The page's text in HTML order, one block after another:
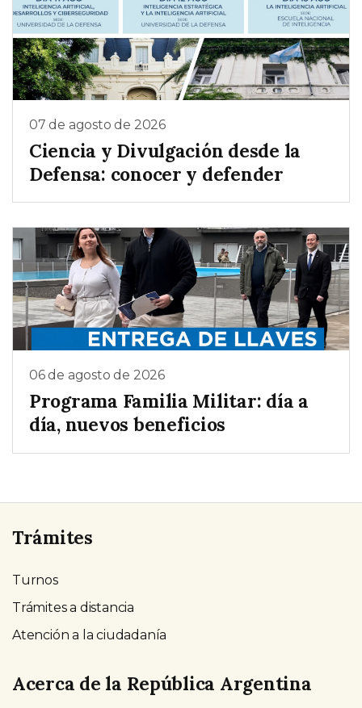
07 de agosto de 2026
Ciencia y Divulgación desde la
Defensa: conocer y defender
06 de agosto de 2026
Programa Familia Militar: día a
día, nuevos beneficios
Trámites
Turnos
Trámites a distancia
Atención a la ciudadanía
Acerca de la República Argentina